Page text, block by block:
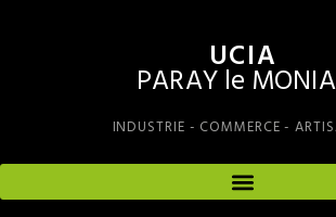
UCIA
PARAY le
INDUSTRIE - COMMERCE -